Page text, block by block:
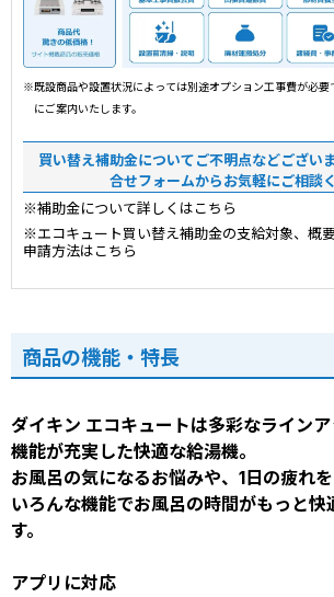
※既設商品や設置状況によっては別途オプション工事費が必要
にご案内いたします。
買い替え補助金についてご不明点などござい
合せフォームからお気軽にご相談く
※補助金について詳しくはこちら
※エコキュート買い替え補助金の支給対象、概
申請方法はこちら
商品の機能・特長
ダイキン エコキュートは多彩なライン
機能が充実した快適な給湯機。
お風呂の気になるお悩みや、1日の疲れを
いろんな機能でお風呂の時間がもっと快
す。
アプリに対応